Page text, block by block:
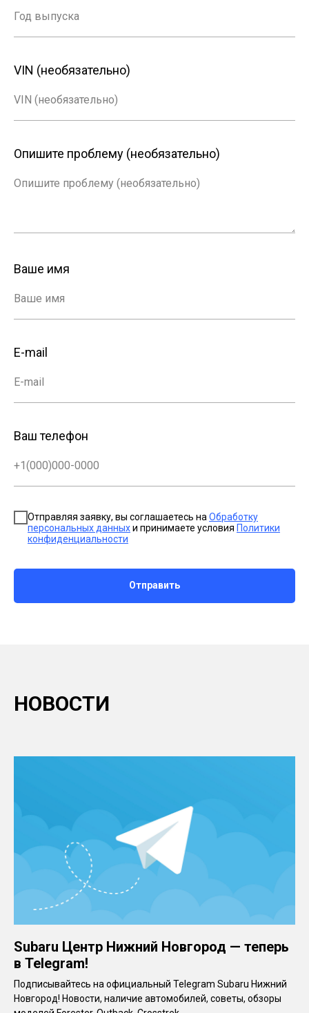
Год выпуска
VIN (необязательно)
VIN (необязательно)
Опишите проблему (необязательно)
Опишите проблему (необязательно)
Ваше имя
Ваше имя
E-mail
E-mail
Ваш телефон
+1(000)000-0000
Отправляя заявку, вы соглашаетесь на Обработку
персональных данныхи принимаете условия Политики
конфиденциальности
Отправить
НОВОСТИ
Subaru Центр Нижний Новгород — теперь
в Telegram!
Подписывайтесь на официальный Telegram Subaru Нижний
Новгород! Новости, наличие автомобилей, советы, обзоры
cookies